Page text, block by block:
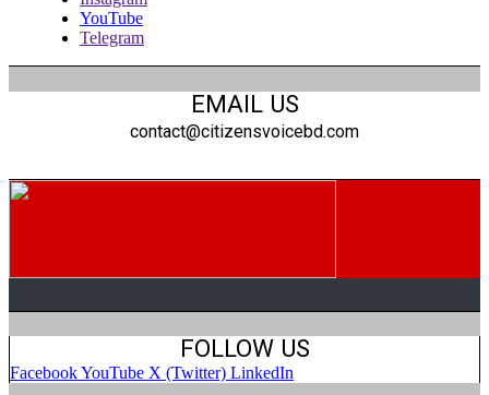
YouTube
Telegram
EMAIL US
contact@citizensvoicebd.com
FOLLOW US
FacebookYouTube X (Twitter) LinkedIn